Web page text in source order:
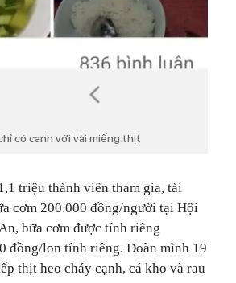
có canh với vài miếng thịt
triệu thành viên tham gia, tài
cơm 200.000 đồng/người tại Hội
bữa cơm được tính riêng
đồng/lon tính riêng. Đoàn mình 19
thịt heo cháy cạnh, cá kho và rau